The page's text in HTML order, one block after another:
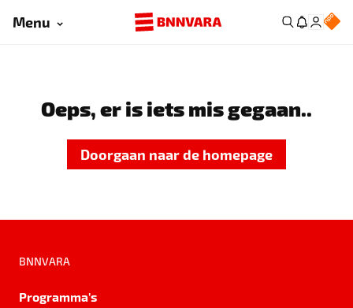
Menu
Oeps, er is iets mis gegaan..
Doorgaan naar de homepage
BNNVARA
Programma's